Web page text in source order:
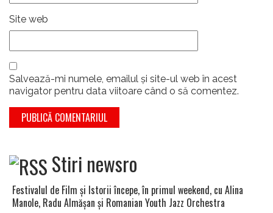
Site web
Salvează-mi numele, emailul și site-ul web în acest
navigator pentru data viitoare când o să comentez.
Stiri newsro
Festivalul de Film şi Istorii începe, în primul weekend, cu Alina
Manole, Radu Almăşan şi Romanian Youth Jazz Orchestra